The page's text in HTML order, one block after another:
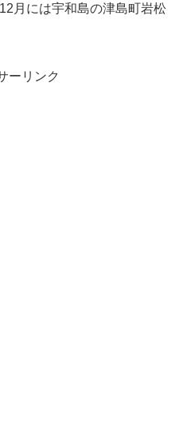
月には宇和島の津島町岩松
ーリンク